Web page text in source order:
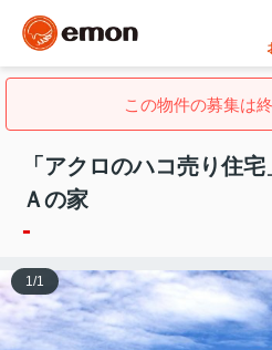
この物件の募集は
「アクロのハコ売り住
Ａの家
-
1 /1